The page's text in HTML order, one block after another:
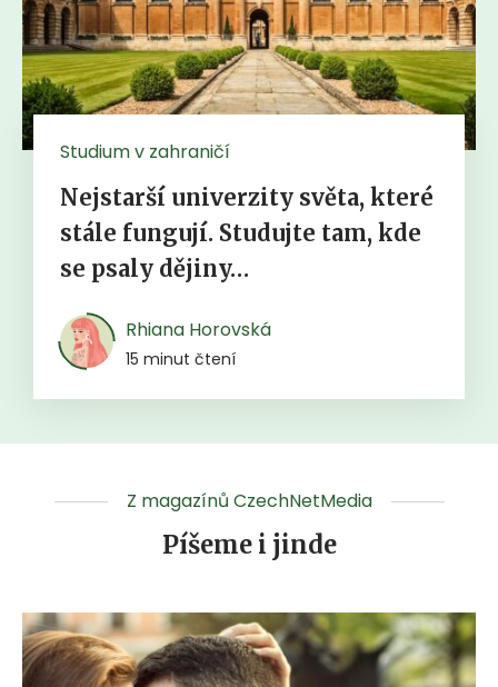
Studium v zahraničí
Nejstarší univerzity světa, které
stále fungují. Studujte tam, kde
se psaly dějiny…
Rhiana Horovská
15 minut čtení
Z magazínů CzechNetMedia
Píšeme i jinde